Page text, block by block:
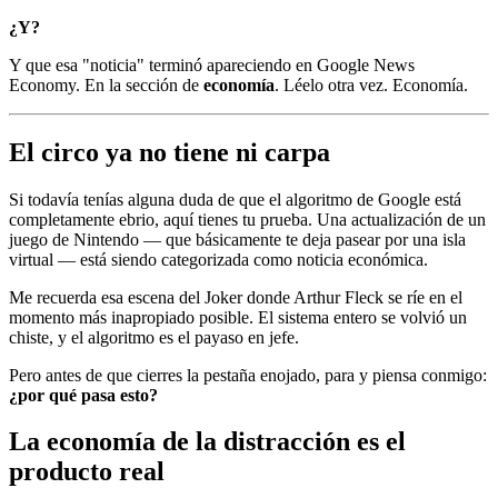
¿Y?
Y que esa "noticia" terminó apareciendo en Google News
Economy. En la sección de economía. Léelo otra vez. Economía.
El circo ya no tiene ni carpa
Si todavía tenías alguna duda de que el algoritmo de Google está
completamente ebrio, aquí tienes tu prueba. Una actualización de un
juego de Nintendo — que básicamente te deja pasear por una isla
virtual — está siendo categorizada como noticia económica.
Me recuerda esa escena del Joker donde Arthur Fleck se ríe en el
momento más inapropiado posible. El sistema entero se volvió un
chiste, y el algoritmo es el payaso en jefe.
Pero antes de que cierres la pestaña enojado, para y piensa conmigo:
¿por qué pasa esto?
La economía de la distracción es el
producto real